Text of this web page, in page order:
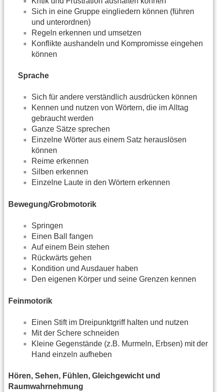
Sich in eine Gruppe eingliedern können (führen
und unterordnen)
Regeln erkennen und umsetzen
Konflikte aushandeln und Kompromisse eingehen
können
Sprache
Sich für andere verständlich ausdrücken können
Kennen und nutzen von Wörtern, die im Alltag
gebraucht werden
Ganze Sätze sprechen
Einzelne Wörter aus einem Satz herauslösen
können
Reime erkennen
Silben erkennen
Einzelne Laute in den Wörtern erkennen
Bewegung/Grobmotorik
Springen
Einen Ball fangen
Auf einem Bein stehen
Rückwärts gehen
Kondition und Ausdauer haben
Den eigenen Körper und seine Grenzen kennen
Feinmotorik
Einen Stift im Dreipunktgriff halten und nutzen
Mit der Schere schneiden
Kleine Gegenstände (z.B. Murmeln, Erbsen) mit der
Hand einzeln aufheben
Hören, Sehen, Fühlen, Gleichgewicht und
Raumwahrnehmung